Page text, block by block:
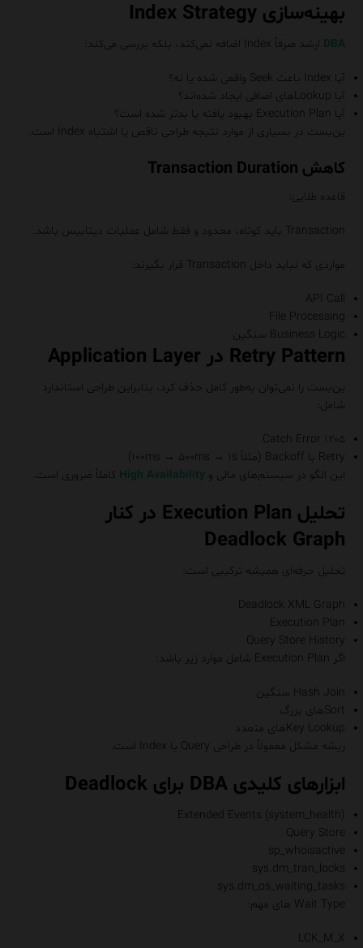
بهینه‌سازی Index Strategy
DBA ارشد صرفاً Index اضافه نمی‌کند، بلکه بررسی می‌کند:
آیا Index باعث Seek واقعی شده یا نه؟
آیا Lookupهای اضافی ایجاد شده‌اند؟
آیا Execution Plan بهبود یافته یا بدتر شده است؟
ین‌بست در بسیاری از موارد نتیجه طراحی ناقص یا اشتباه Index است.
کاهش Transaction Duration
قاعده طلایی:
Transaction باید کوتاه، محدود و فقط شامل عملیات دیتابیس باشد.
مواردی که نباید داخل Transaction قرار بگیرند:
API Call
File Processing
Business Logic سنگین
Retry Pattern در Application Layer
ین‌بست را نمی‌توان به‌طور کامل حذف کرد، بنابراین طراحی استاندارد
شامل:
Catch Error ۱۲۰۵
Retry با Backoff (مثلاً ۱۰۰ms → ۵۰۰ms → ۱s)
این الگو در سیستم‌های مالی و High Availability کاملاً ضروری است.
تحلیل Execution Plan در کنار
Deadlock Graph
تحلیل حرفه‌ای همیشه ترکیبی است:
Deadlock XML Graph
Execution Plan
Query Store History
اگر Execution Plan شامل موارد زیر باشد:
Hash Join سنگین
Sortهای بزرگ
Key Lookupهای متعدد
ریشه مشکل معمولاً در طراحی Query یا Index است.
ابزارهای کلیدی DBA برای Deadlock
Extended Events (system_health)
Query Store
sp_whoisactive
sys.dm_tran_locks
sys.dm_os_waiting_tasks
Wait Type های مهم:
LCK_M_X